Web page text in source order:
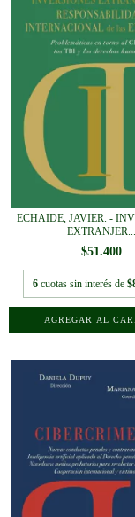
ECHAIDE, JAVIER. -
EXTRANJER...
$51.400
6 cuotas sin interés de